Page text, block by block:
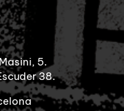
5.
38.